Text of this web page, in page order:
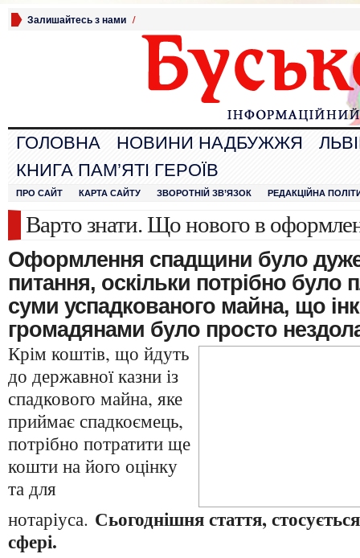
Залишайтесь з нами /
ГОЛОВНА НОВИНИ НАДБУЖЖЯ
КНИГА ПАМ’ЯТІ ГЕРОЇВ
ПРО САЙТ КАРТА САЙТУ ЗВОРОТНІЙ ЗВ’ЯЗОК РЕДАКЦІЙНА
Варто знати. Що нового в
Оформлення спадщини було
питання, оскільки потрібно було
суми успадкованого майна, що
громадянами було просто
Крім коштів, що йдуть
до державної казни із
спадкового майна, яке
приймає спадкоємець,
потрібно потратити ще
кошти на його оцінку
та для
нотаріуса. Сьогоднішня стаття,
сфері.